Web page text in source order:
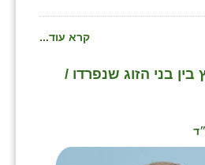
קרא עוד...
בני הזוג שנפרדו /